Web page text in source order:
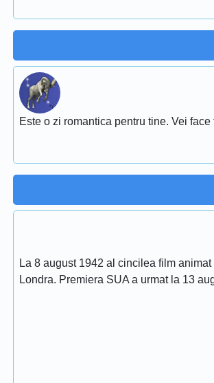
Este o zi romantica pentru tine. Vei
La 8 august 1942 al cincilea film
Londra. Premiera SUA a urmat la 13